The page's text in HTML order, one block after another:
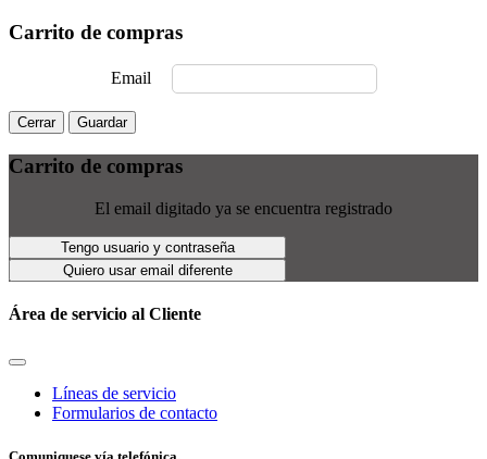
Carrito de compras
Email
Cerrar Guardar
Carrito de compras
El email digitado ya se encuentra registrado
Tengo usuario y contraseña
Quiero usar email diferente
Área de servicio al Cliente
Líneas de servicio
Formularios de contacto